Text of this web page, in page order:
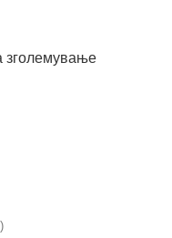
зголемување